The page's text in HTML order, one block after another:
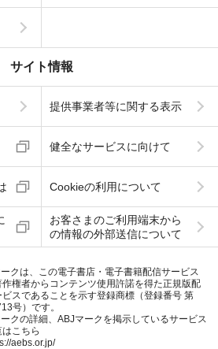
サイト情報
提供事業者等に関する表示
健全なサービスに向けて
Cookieの利用について
お客さまのご利用端末から
の情報の外部送信について
クは、この電子書店・電子書籍配信サービス
作権者からコンテンツ使用許諾を得た正規版配
ビスであることを示す登録商標（登録番号 第
号）です。
クの詳細、ABJマークを掲示しているサービス
こちら
aebs.or.jp/